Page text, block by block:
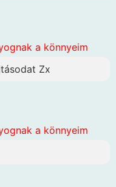
a könnyeim
Zx
a könnyeim